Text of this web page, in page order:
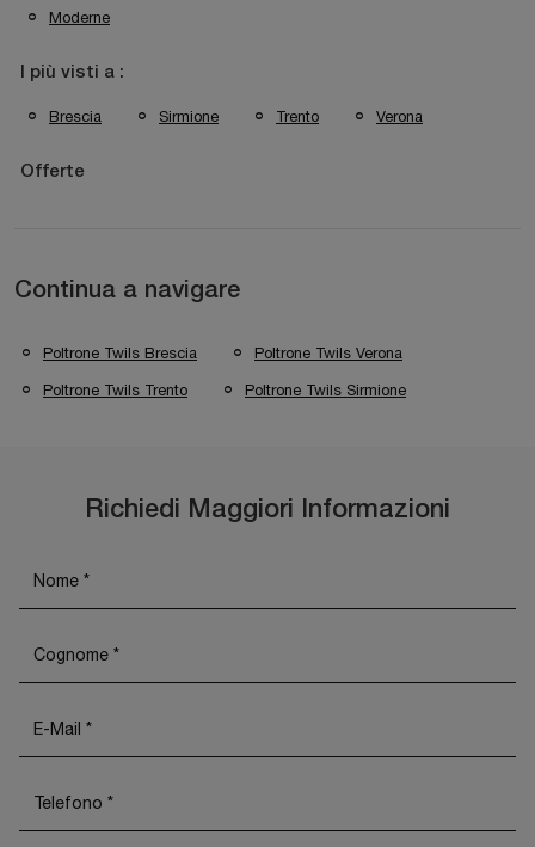
Moderne
I più visti a :
Brescia Sirmione Trento Verona
Offerte
Continua a navigare
Poltrone Twils Brescia Poltrone Twils Verona
Poltrone Twils Trento Poltrone Twils Sirmione
Richiedi Maggiori Informazioni